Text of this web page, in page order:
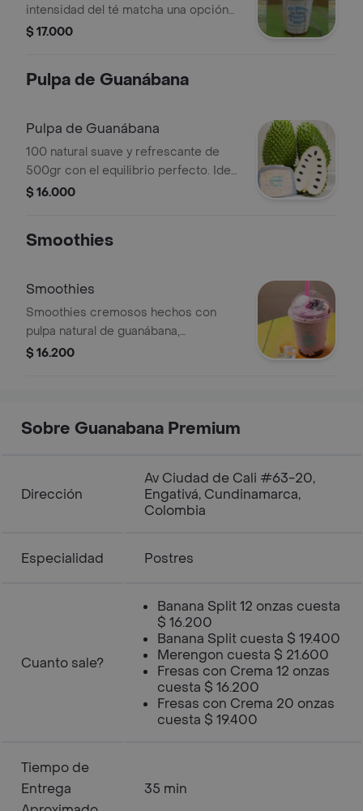
intensidad del té matcha una opción
refrescante y equilibrada, perfecta
$ 17.000
Pulpa de Guanábana
Pulpa de Guanábana
100 natural suave y refrescante de
500gr con el equilibrio perfecto. Ideal
para jugos, batidos y postres
$ 16.000
Smoothies
Smoothies
Smoothies cremosos hechos con
pulpa natural de guanábana,
combinados con la fruta de tu
$ 16.200
Sobre Guanabana Premium
Dirección
Av Ciudad de Cali #63-20,
Engativá, Cundinamarca,
Colombia
Especialidad Postres
Cuanto sale?
Banana Split 12 onzas cuesta
$ 16.200
Banana Split cuesta $ 19.400
Merengon cuesta $ 21.600
Fresas con Crema 12 onzas
cuesta $ 16.200
Fresas con Crema 20 onzas
cuesta $ 19.400
Tiempo de
Entrega
35 min